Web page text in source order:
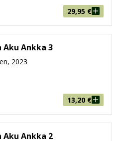
29,95 €
Aku Ankka 3
2023
13,20 €
Aku Ankka 2